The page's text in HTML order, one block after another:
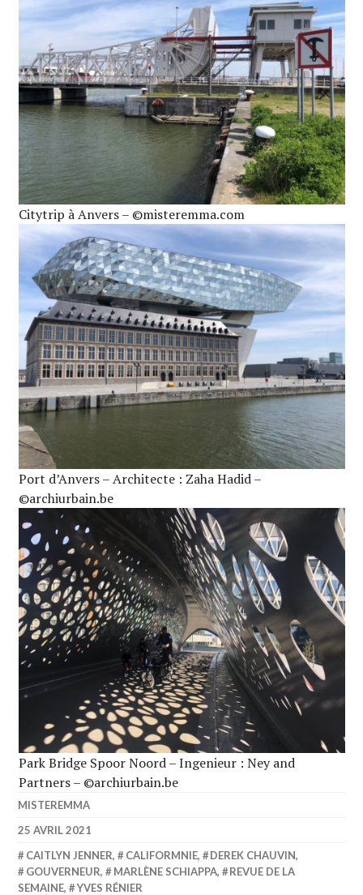
Citytrip à Anvers – ©misteremma.com
Port d’Anvers – Architecte : Zaha Hadid –
©archiurbain.be
Park Bridge Spoor Noord – Ingenieur : Ney and
Partners – ©archiurbain.be
MISTEREMMA
25 AVRIL 2021
CAITLYN JENNER, CALIFORMNIE, DEREK CHAUVIN,
GOUVERNEUR, MARLÈNE SCHIAPPA,
REVUE DE LA
SEMAINE, YVES RÉNIER